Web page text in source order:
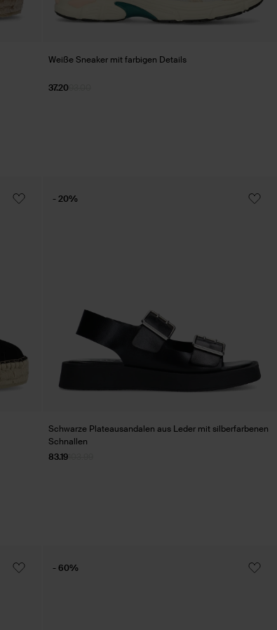
Weiße Sneaker mit farbigen Details
93.00
37.20
Schwarze Plateausandalen aus Leder mit silberfarbenen
Schnallen
103.99
83.19
- 20%
- 60%